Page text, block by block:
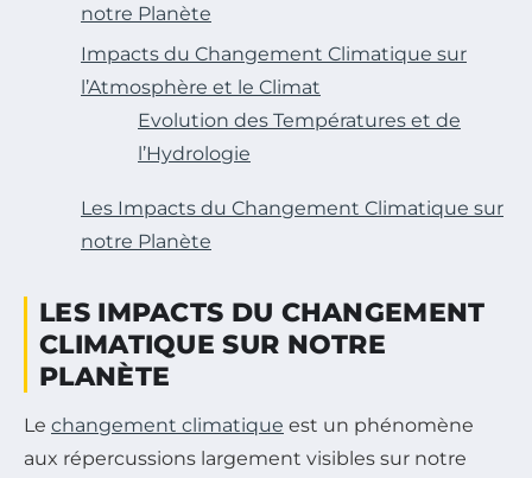
notre Planète
Impacts du Changement Climatique sur
l’Atmosphère et le Climat
Evolution des Températures et de
l’Hydrologie
Les Impacts du Changement Climatique sur
notre Planète
LES IMPACTS DU CHANGEMENT
CLIMATIQUE SUR NOTRE
PLANÈTE
Le changement climatique est un phénomène
aux répercussions largement visibles sur notre